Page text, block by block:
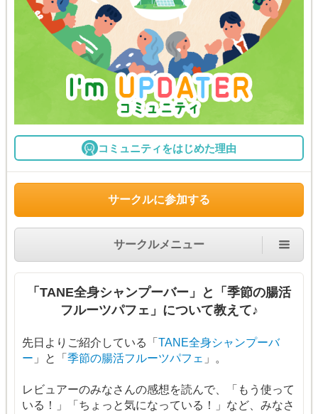
コミュニティをはじめた理由
サークルに参加する
サークルメニュー
「TANE全身シャンプーバー」と「季節の腸活
フルーツパフェ」について教えて♪
先日よりご紹介している「 TANE全身シャンプーバ
ー 」と「 季節の腸活フルーツパフェ 」。
レビュアーのみなさんの感想を読んで、「もう使って
いる！」「ちょっと気になっている！」など、みなさ